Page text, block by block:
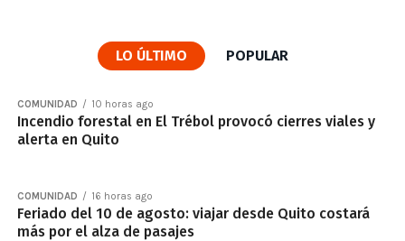
LO ÚLTIMO POPULAR
COMUNIDAD 10 horas ago
Incendio forestal en El Trébol provocó cierres viales y
alerta en Quito
COMUNIDAD 16 horas ago
Feriado del 10 de agosto: viajar desde Quito costará
más por el alza de pasajes